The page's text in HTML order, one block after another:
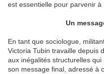
est essentielle pour parvenir à
Un
En tant que sociologue,
Victoria Tubin travaille depuis
aux inégalités structurelles
son message final, adressé à